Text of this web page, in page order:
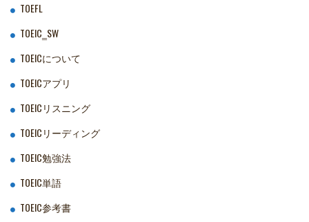
TOEFL
TOEIC‗SW
TOEICについて
TOEICアプリ
TOEICリスニング
TOEICリーディング
TOEIC勉強法
TOEIC単語
TOEIC参考書